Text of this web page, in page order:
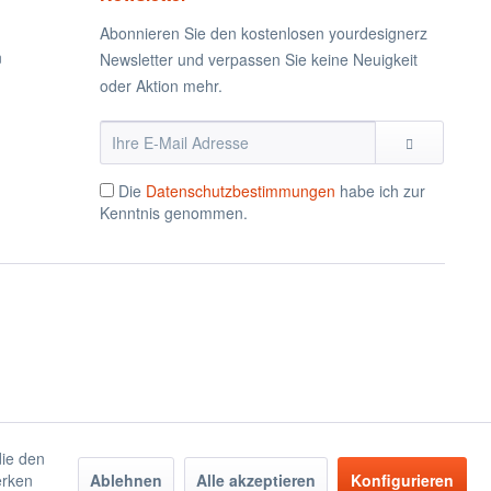
Abonnieren Sie den kostenlosen yourdesignerz
Newsletter und verpassen Sie keine Neuigkeit
oder Aktion mehr.
Die Datenschutzbestimmungen habe ich zur
Kenntnis genommen.
den
Ablehnen Alle akzeptieren Konfigurieren